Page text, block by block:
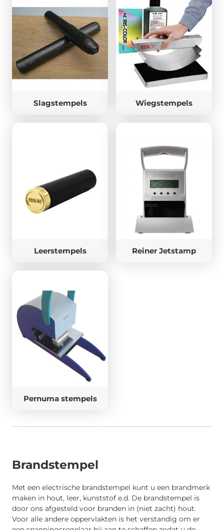
Slagstempels Wiegstempels
Leerstempels Reiner Jetstamp
Pernuma stempels
Brandstempel
Met een electrische brandstempel kunt u een brandmerk
maken in hout, leer, kunststof e.d. De brandstempel is
door ons afgesteld voor branden in (niet zacht) hout.
Voor alle andere oppervlakten is het verstandig om er